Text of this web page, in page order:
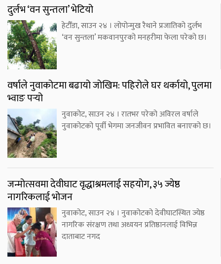
दुर्लभ ‘वन सुन्तला’ भेटियो
हेटौँडा, साउन २४ । लोपोन्मुख रैथाने प्रजातिको दुर्लभ
‘वन सुन्तला’ मकवानपुरको मनहरीमा फेला परेको छ।
वर्षाले नुवाकोटमा बढायो जोखिम: पहिरोले घर थर्कायो, पुलमा
भ्वाङ पर्‍यो
नुवाकोट, साउन २४ । रातभर परेको अविरल वर्षाले
नुवाकोटको पूर्वी भेगमा जनजीवन प्रभावित बनाएको छ।
जन्मोत्सवमा देवीघाट वृद्धाश्रमलाई सहयोग, ३५ ज्येष्ठ
नागरिकलाई भोजन
नुवाकोट, साउन २४ । नुवाकोटको देवीघाटस्थित ज्येष्ठ
नागरिक संरक्षण तथा अध्ययन प्रतिष्ठानलाई विभिन्न
दाताबाट नगद